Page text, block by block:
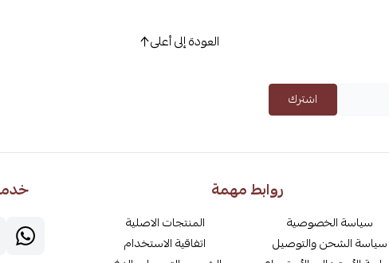
العودة إلى أعلى
اشترك
روابط مهمة
سياسة الخصوصية
سياسة الشحن والتوصيل
المنتجات الاصلية
اتفاقية الاستخدام